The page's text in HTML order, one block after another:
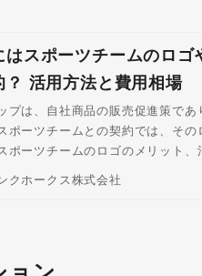
はスポーツチームのロ
？ 活用方法と費用相場
プは、自社商品の販売促進策で
ポーツチームとの契約では、そ
ポーツチームのロゴのメリット、
クホークス株式会社